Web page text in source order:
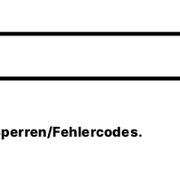
Fehlercodes.